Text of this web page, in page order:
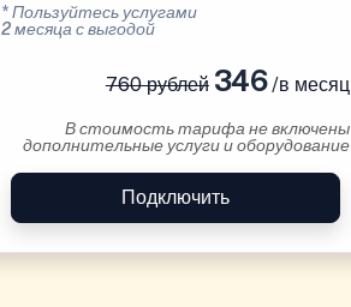
* Пользуйтесь услугами
2 месяца с выгодой
760 рублей346/в месяц
В стоимость тарифа не включены
дополнительные услуги и оборудование
Подключить